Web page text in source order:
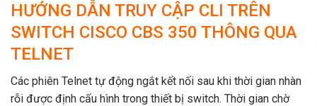
HƯỚNG DẪN TRUY CẬP CLI TRÊN
SWITCH CISCO CBS 350 THÔNG QUA
TELNET
Các phiên Telnet tự động ngắt kết nối sau khi thời gian nhàn
rỗi được định cấu hình trong thiết bị switch. Thời gian chờ